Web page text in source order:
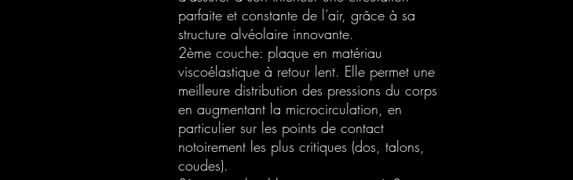
parfaite et constante de l’air, grâce à sa
structure alvéolaire innovante.
2ème couche: plaque en matériau
viscoélastique à retour lent. Elle permet une
meilleure distribution des pressions du corps
en augmentant la microcirculation, en
particulier sur les points de contact
notoirement les plus critiques (dos, talons,
coudes).